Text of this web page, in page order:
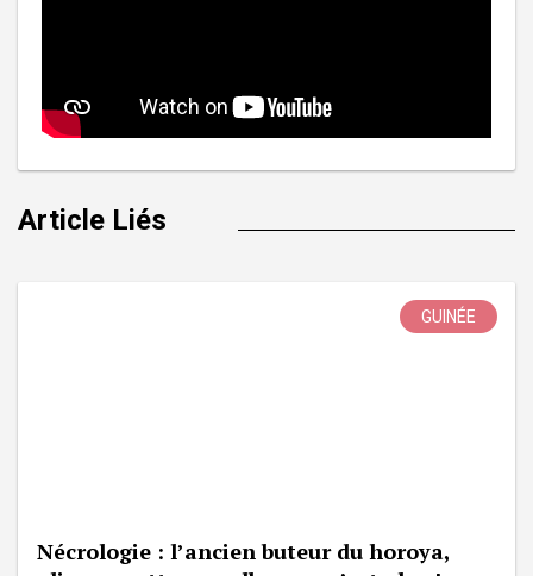
Article Liés
GUINÉE
Nécrologie : l’ancien buteur du horoya,